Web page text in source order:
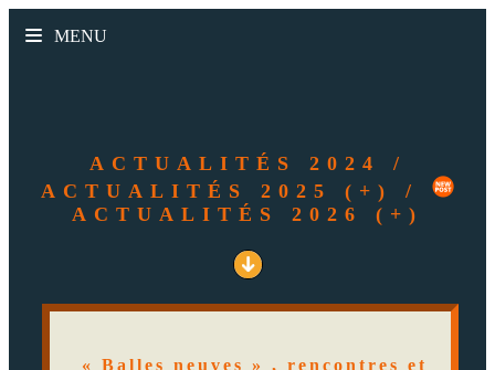
MENU
ACTUALITÉS 2024 /
ACTUALITÉS 2025 (+)
/
ACTUALITÉS 2026 (+)
« Balles neuves » , rencontres et